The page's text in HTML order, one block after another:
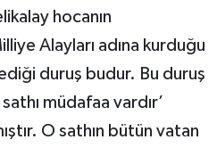
hocanın
Alayları adına kurduğu
duruş budur. Bu duruş
müdafaa vardır’
O sathın bütün vatan